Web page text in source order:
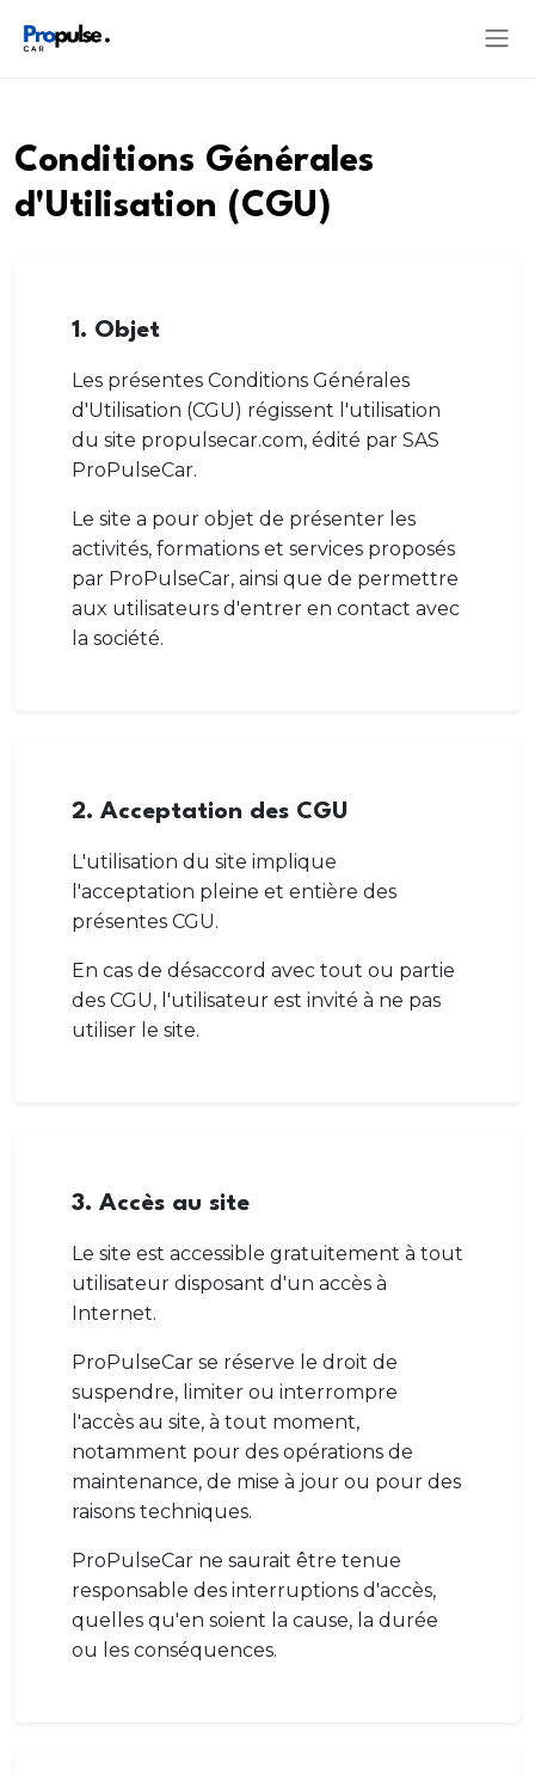
Conditions Générales
d'Utilisation (CGU)
1. Objet
Les présentes Conditions Générales
d'Utilisation (CGU) régissent l'utilisation
du site propulsecar.com, édité par SAS
ProPulseCar.
Le site a pour objet de présenter les
activités, formations et services proposés
par ProPulseCar, ainsi que de permettre
aux utilisateurs d'entrer en contact avec
la société.
2. Acceptation des CGU
L'utilisation du site implique
l'acceptation pleine et entière des
présentes CGU.
En cas de désaccord avec tout ou partie
des CGU, l'utilisateur est invité à ne pas
utiliser le site.
3. Accès au site
Le site est accessible gratuitement à tout
utilisateur disposant d'un accès à
Internet.
ProPulseCar se réserve le droit de
suspendre, limiter ou interrompre
l'accès au site, à tout moment,
notamment pour des opérations de
maintenance, de mise à jour ou pour des
raisons techniques.
ProPulseCar ne saurait être tenue
responsable des interruptions d'accès,
quelles qu'en soient la cause, la durée
ou les conséquences.